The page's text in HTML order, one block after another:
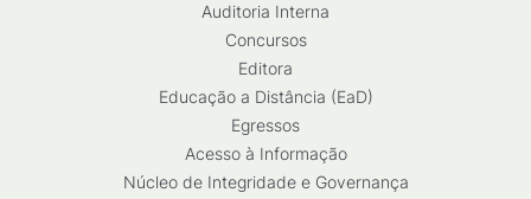
Auditoria Interna
Concursos
Editora
Educação a Distância (EaD)
Egressos
Acesso à Informação
Núcleo de Integridade e Governança